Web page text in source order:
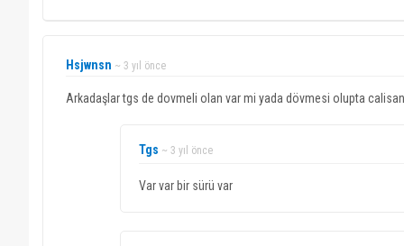
Hsjwnsn ~ 3 yıl önce
Arkadaşlar tgs de dovmeli olan var mi yada dövmesi olupta calisan
Tgs ~ 3 yıl önce
Var var bir sürü var